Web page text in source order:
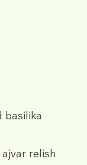
basilika
relish